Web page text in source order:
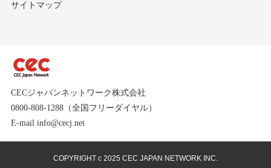
サイトマップ
CECジャパンネットワーク株式会社
0800-808-1288（全国フリーダイヤル）
E-mail info@cecj.net
COPYRIGHT c 2025 CEC JAPAN NETWORK INC.